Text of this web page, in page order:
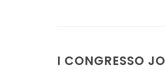
I CONGRESSO